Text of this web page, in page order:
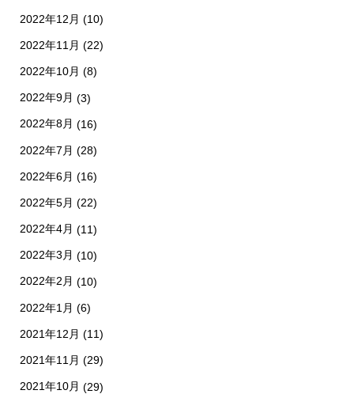
2022年12月 (10)
2022年11月 (22)
2022年10月 (8)
2022年9月 (3)
2022年8月 (16)
2022年7月 (28)
2022年6月 (16)
2022年5月 (22)
2022年4月 (11)
2022年3月 (10)
2022年2月 (10)
2022年1月 (6)
2021年12月 (11)
2021年11月 (29)
2021年10月 (29)